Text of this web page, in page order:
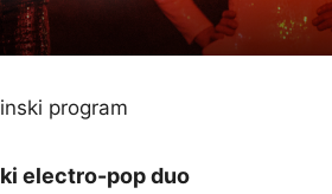
program
electro-pop duo